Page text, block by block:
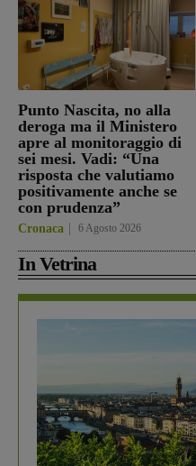
Punto Nascita, no alla
deroga ma il Ministero
apre al monitoraggio di
sei mesi. Vadi: “Una
risposta che valutiamo
positivamente anche se
con prudenza”
Cronaca 6 Agosto 2026
In Vetrina